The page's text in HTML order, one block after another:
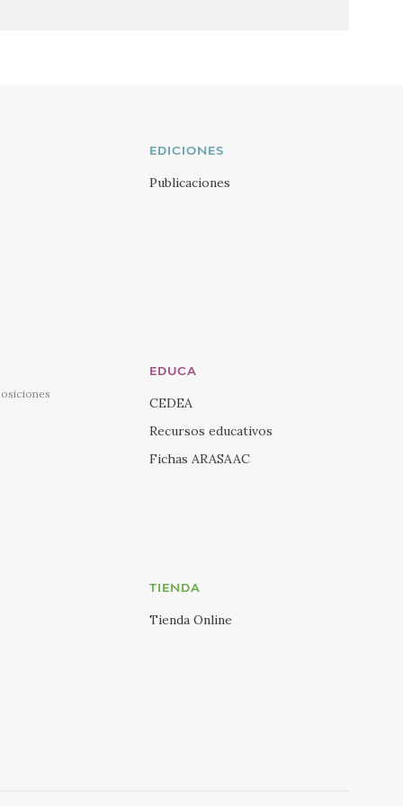
EDICIONES
Publicaciones
TIENDA
Tienda Online
EDUCA
CEDEA
Recursos educativos
Fichas ARASAAC